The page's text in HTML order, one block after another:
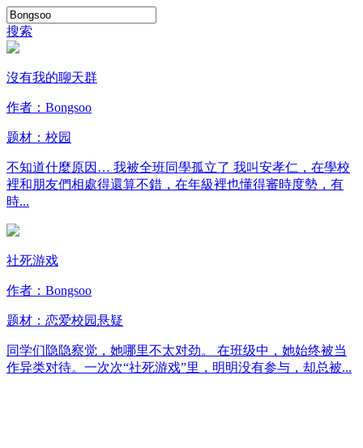
搜索
沒有我的聊天群
作者：Bongsoo
题材： 校园
不知道什麼原因… 我被全班同學孤立了 我叫安孝仁，在學校
裡和朋友們相處得還算不錯，在年級裡也懂得審時度勢，有
時...
社死游戏
作者：Bongsoo
题材： 恋爱校园悬疑
同学们隐隐察觉，她哪里不太对劲。 在班级中，她始终被当
作异类对待。一次次“社死游戏”里，明明没有参与，却总被...